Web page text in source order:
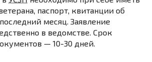
паспорт, квитанции об
месяц. Заявление
в ведомстве. Срок
— 10-30 дней.